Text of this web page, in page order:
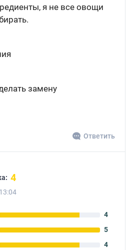
я не все овощи
замену
Ответить
4
4
5
4